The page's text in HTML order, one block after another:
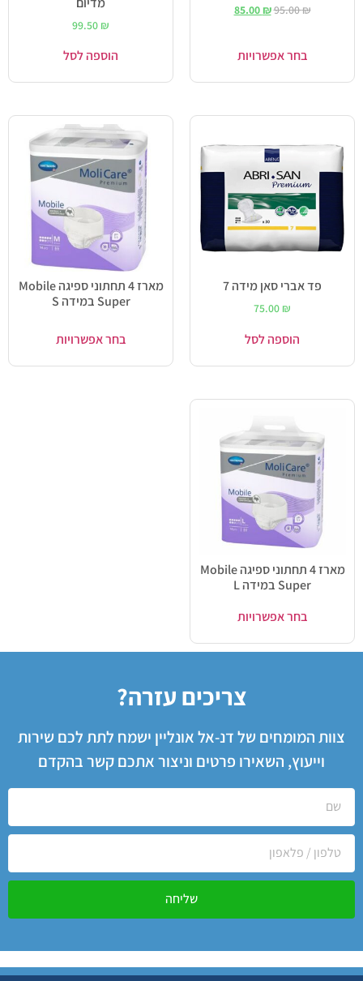
95.00₪
85.00₪
בחר אפשרויות
99.50 ₪
הוספה לסל
פד אברי סאן מידה 7
75.00 ₪
הוספה לסל
מארז 4 תחתוני ספיגה Mobile
Super במידה S
בחר אפשרויות
מארז 4 תחתוני ספיגה Mobile
Super במידה L
בחר אפשרויות
צריכים עזרה?
צוות המומחים של דנ-אל אונליין ישמח לתת לכם שירות
וייעוץ, השאירו פרטים וניצור אתכם קשר בהקדם
שליחה